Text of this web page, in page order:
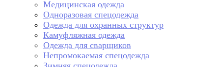
Медицинская одежда
Одноразовая спецодежда
Одежда для охранных структур
Камуфляжная одежда
Одежда для сварщиков
Непромокаемая спецодежда